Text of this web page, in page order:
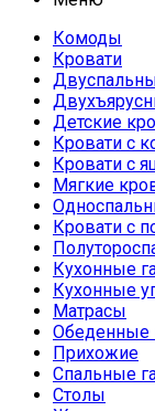
Комоды
Кровати
Детские
Кровати с
Кровати с
Мягкие
Кровати с
Кухонные
Кухонные
Матрасы
Обеденные
Прихожие
Спальные
Столы